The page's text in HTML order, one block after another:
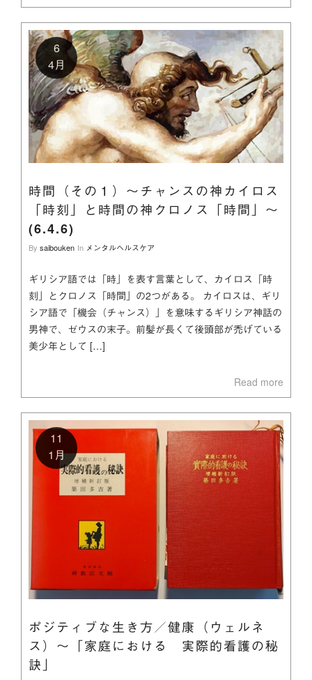
6
4月
時間（その１）～チャンスの神カイロス
「時刻」と時間の神クロノス「時間」～
(6.4.6)
By saibouken In メンタルヘルスケア
ギリシア語では「時」を表す言葉として、カイロス「時
刻」とクロノス「時間」の2つがある。 カイロスは、ギリ
シア語で「機会（チャンス）」を意味するギリシア神話の
男神で、ゼウスの末子。前髪が長くて後頭部が禿げている
美少年として […]
Read more
11
1月
ポジティブな生き方／健康（ウェルネ
ス）～「家庭における 実際的看護の秘
訣」